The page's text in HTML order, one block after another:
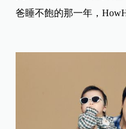
爸睡不飽的那一年，